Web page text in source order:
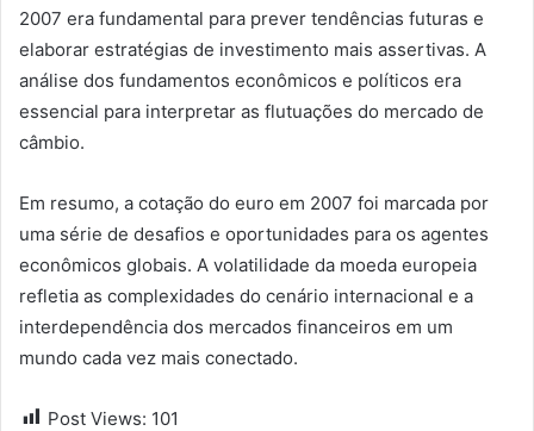
2007 era fundamental para prever tendências futuras e
elaborar estratégias de investimento mais assertivas. A
análise dos fundamentos econômicos e políticos era
essencial para interpretar as flutuações do mercado de
câmbio.
Em resumo, a cotação do euro em 2007 foi marcada por
uma série de desafios e oportunidades para os agentes
econômicos globais. A volatilidade da moeda europeia
refletia as complexidades do cenário internacional e a
interdependência dos mercados financeiros em um
mundo cada vez mais conectado.
Post Views: 101